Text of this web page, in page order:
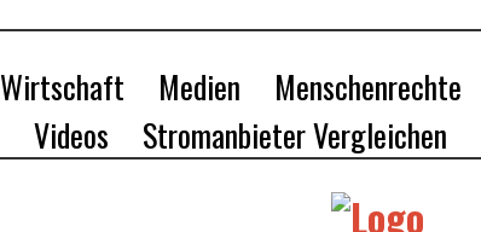
Wirtschaft Medien Menschenrechte
Videos Stromanbieter Vergleichen